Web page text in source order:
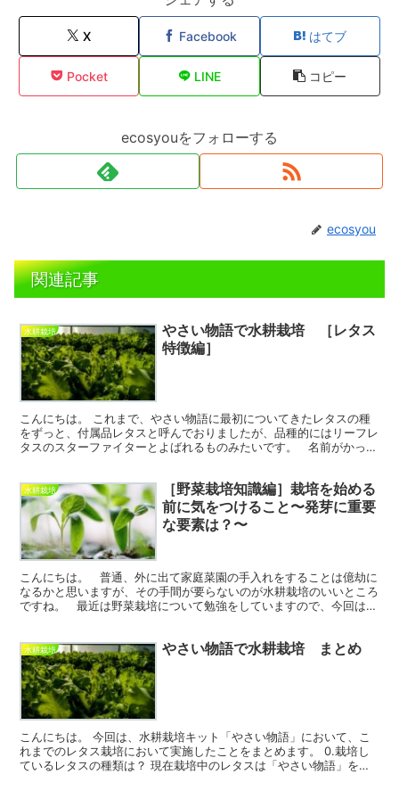
X Facebook はてブ
Pocket LINE コピー
ecosyouをフォローする
ecosyou
関連記事
水耕栽培
やさい物語で水耕栽培 ［レタス
特徴編］
こんにちは。 これまで、やさい物語に最初についてきたレタスの種
をずっと、付属品レタスと呼んでおりましたが、品種的にはリーフレ
タスのスターファイターとよばれるものみたいです。 名前がかっこ
水耕栽培
［野菜栽培知識編］栽培を始める
前に気をつけること〜発芽に重要
な要素は？〜
こんにちは。 普通、外に出て家庭菜園の手入れをすることは億劫に
なるかと思いますが、その手間が要らないのが水耕栽培のいいところ
ですね。 最近は野菜栽培について勉強をしていますので、今回は知
水耕栽培 やさい物語で水耕栽培 まとめ
こんにちは。 今回は、水耕栽培キット「やさい物語」において、こ
れまでのレタス栽培において実施したことをまとめます。 0.栽培し
ているレタスの種類は？ 現在栽培中のレタスは「やさい物語」を購